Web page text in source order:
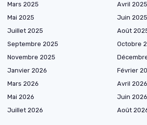
Mars 2025
Avril 2025
Mai 2025
Juin 2025
Juillet 2025
Août
Septembre 2025
Octobre
Novembre 2025
Janvier 2026
Février
Mars 2026
Avril 2026
Mai 2026
Juin 2026
Juillet 2026
Août